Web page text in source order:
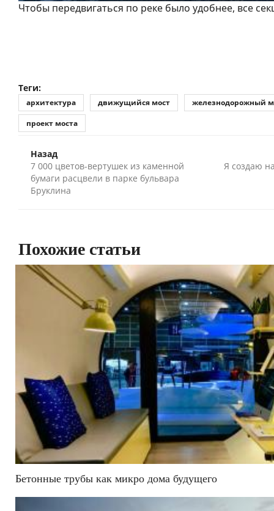
Чтобы передвигаться по реке было удобнее, все
Теги:
архитектура движущийся мост
железнодорожный
проект моста
Назад
7 000 цветов-вертушек из каменной
бумаги расцвели в парке бульвара
Бруклина
Я создаю
Похожие статьи
Бетонные трубы как микро дома будущего